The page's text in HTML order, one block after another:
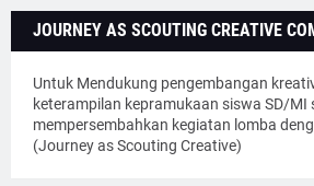
JOURNEY AS SCOUTING CREATIVE
Untuk Mendukung pengembangan
keterampilan kepramukaan siswa SD/MI
mempersembahkan kegiatan lomba
(Journey as Scouting Creative)